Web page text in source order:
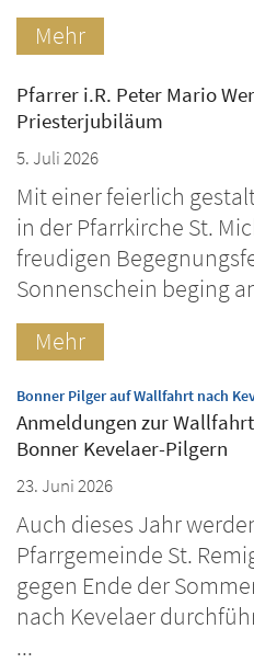
Mehr
Pfarrer i.R. Peter Mario
Priesterjubiläum
5. Juli 2026
Mit einer feierlich
in der Pfarrkirche St.
freudigen
Sonnenschein beging
Mehr
Bonner Pilger auf Wallfahrt nach
Anmeldungen zur
Bonner Kevelaer-Pilgern
23. Juni 2026
Auch dieses Jahr
Pfarrgemeinde St.
gegen Ende der
nach Kevelaer
...